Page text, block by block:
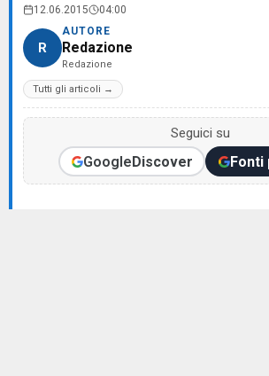
12.06.2015 04:00
R
AUTORE
Redazione
Redazione
Tutti gli articoli →
Seguici su
GoogleDiscover Fonti